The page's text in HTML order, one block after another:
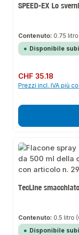
SPEED-EX Lo
Contenuto: 0.75 litro
Disponibile
Prezzo normale:
CHF 35.18
Prezzi incl. IVA più
TecLine
Contenuto: 0.5 litro
Disponibile